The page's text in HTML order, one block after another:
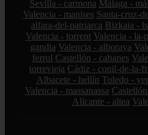
Sevilla - carmona Málaga -
Valencia - manises Santa-cruz-
alfara-del-patriarca Bizkaia -
Valencia - torrent Valencia - la-
gandia Valencia - alboraya
ferrol Castellón - cabanes
torrevieja Cádiz - conil-de-la-
Albacete - hellín Toledo -
Valencia - massanassa
Alicante - altea